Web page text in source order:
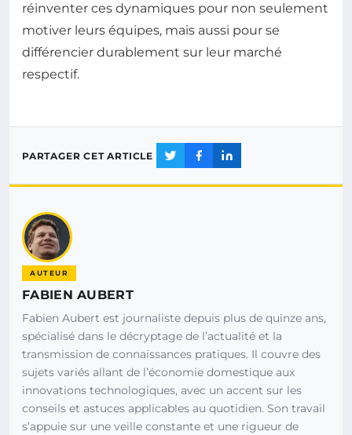
réinventer ces dynamiques pour non seulement
motiver leurs équipes, mais aussi pour se
différencier durablement sur leur marché
respectif.
PARTAGER CET ARTICLE
AUTEUR
FABIEN AUBERT
Fabien Aubert est journaliste depuis plus de quinze ans,
spécialisé dans le décryptage de l’actualité et la
transmission de connaissances pratiques. Il couvre des
sujets variés allant de l’économie domestique aux
innovations technologiques, avec un accent sur les
conseils et astuces applicables au quotidien. Son travail
s’appuie sur une veille constante et une rigueur de